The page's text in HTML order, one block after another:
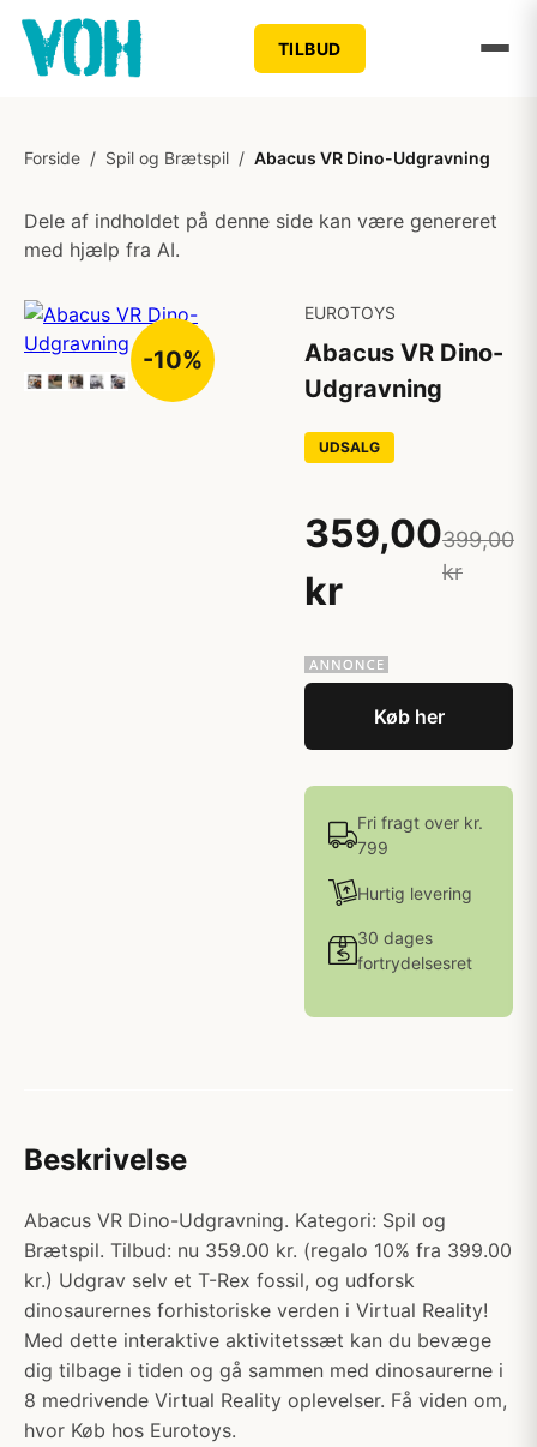
TILBUD
Forside / Spil og Brætspil / Abacus VR Dino-Udgravning
Dele af indholdet på denne side kan være genereret
med hjælp fra AI.
-10%
EUROTOYS
Abacus VR Dino-
Udgravning
UDSALG
359,00
kr
399,00
kr
Køb her
Fri fragt over kr.
799
Hurtig levering
30 dages
fortrydelsesret
Beskrivelse
Abacus VR Dino-Udgravning. Kategori: Spil og
Brætspil. Tilbud: nu 359.00 kr. (regalo 10% fra 399.00
kr.) Udgrav selv et T-Rex fossil, og udforsk
dinosaurernes forhistoriske verden i Virtual Reality!
Med dette interaktive aktivitetssæt kan du bevæge
dig tilbage i tiden og gå sammen med dinosaurerne i
8 medrivende Virtual Reality oplevelser. Få viden om,
hvor Køb hos Eurotoys.